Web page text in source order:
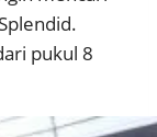
pukul 8